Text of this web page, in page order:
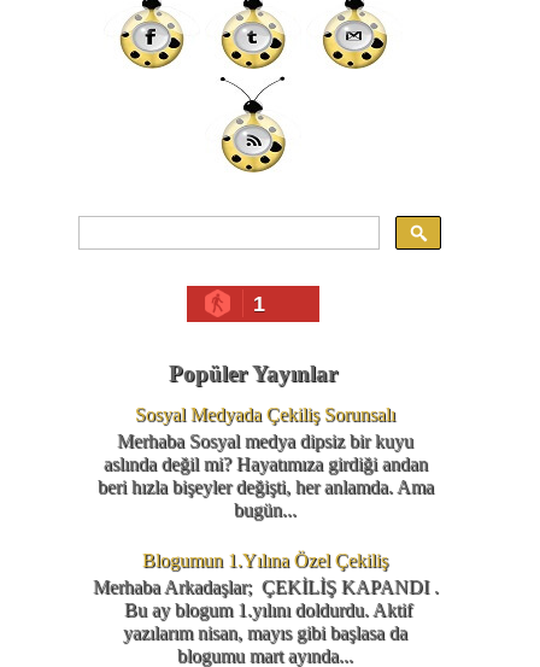
1
Popüler Yayınlar
Sosyal Medyada Çekiliş Sorunsalı
Merhaba Sosyal medya dipsiz bir kuyu
aslında değil mi? Hayatımıza girdiği andan
beri hızla bişeyler değişti, her anlamda. Ama
bugün...
Blogumun 1.Yılına Özel Çekiliş
Merhaba Arkadaşlar; ÇEKİLİŞ KAPANDI .
Bu ay blogum 1.yılını doldurdu. Aktif
yazılarım nisan, mayıs gibi başlasa da
blogumu mart ayında...